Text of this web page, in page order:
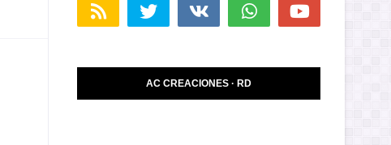
AC CREACIONES · RD